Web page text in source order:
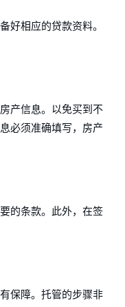
好相应的贷款资料。
产信息。以免买到不
必须准确填写，房产
的条款。此外，在签
保障。托管的步骤非